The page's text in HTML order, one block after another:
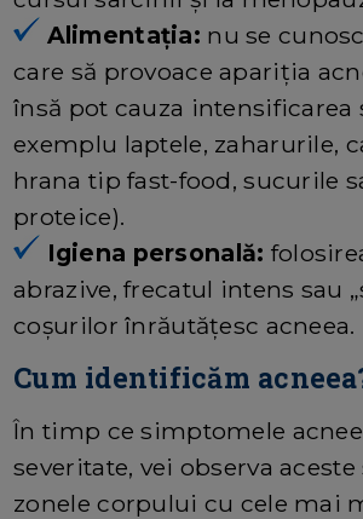
Alimentația: nu se
care să provoace apariția
însă pot cauza intensificarea
exemplu laptele, zaharurile,
hrana tip fast-food, sucurile
proteice).
Igiena personală:
abrazive, frecatul intens sau
coșurilor înrăutățesc acneea.
Cum identificăm
În timp ce simptomele
severitate, vei observa
zonele corpului cu cele mai